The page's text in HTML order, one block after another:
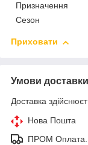
Призначення
Сезон
Приховати
Умови доставки
Доставка
Нова Пошта
ПРОМ Оплата.